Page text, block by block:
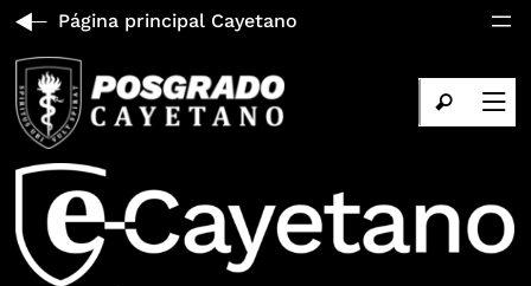
Página principal Cayetano